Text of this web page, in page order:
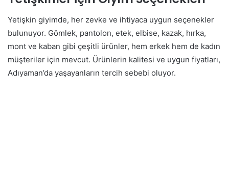
Yetişkin giyimde, her zevke ve ihtiyaca uygun seçenekler
bulunuyor. Gömlek, pantolon, etek, elbise, kazak, hırka,
mont ve kaban gibi çeşitli ürünler, hem erkek hem de kadın
müşteriler için mevcut. Ürünlerin kalitesi ve uygun fiyatları,
Adıyaman’da yaşayanların tercih sebebi oluyor.